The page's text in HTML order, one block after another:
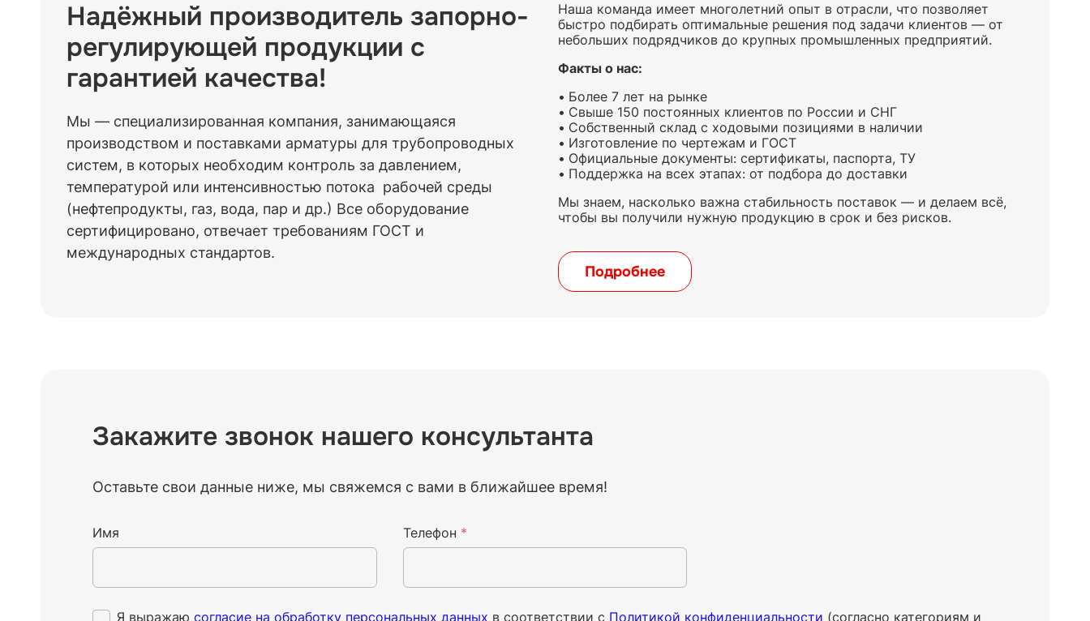
Надёжный производитель запорно-
регулирующей продукции с
гарантией качества!
Мы — специализированная компания, занимающаяся
производством и поставками арматуры для трубопроводных
систем, в которых необходим контроль за давлением,
температурой или интенсивностью потока рабочей среды
(нефтепродукты, газ, вода, пар и др.) Все оборудование
сертифицировано, отвечает требованиям ГОСТ и
международных стандартов.
Наша команда имеет многолетний опыт в отрасли, что позволяет
быстро подбирать оптимальные решения под задачи клиентов — от
небольших подрядчиков до крупных промышленных предприятий.
Факты о нас:
Более 7лет на рынке
Свыше 150 постоянных клиентовпо России и СНГ
Собственный склад с ходовыми позициями в наличии
Изготовление по чертежам и ГОСТ
Официальные документы: сертификаты, паспорта, ТУ
Поддержка на всех этапах: от подбора до доставки
Мы знаем, насколько важна стабильность поставок — и делаем всё,
чтобы вы получили нужную продукцию в срок и без рисков.
Подробнее
Закажите звонок нашего консультанта
Оставьте свои данные ниже, мы свяжемся с вами в ближайшее время!
Имя Телефон *
Я выражаю согласие на обработку персональных данных в соответствии с Политикой конфиденциальности (согласно категориям и